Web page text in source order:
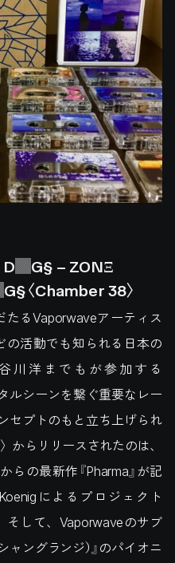
– ZONΞ
〈Chamber 38〉
たるVaporwaveアーティス
の活動でも知られる日本の
川洋までもが参加する
ルシーンを繋ぐ重要なレー
セプトのもと立ち上げられ
からリリースされたのは、
らの最新作『Pharma』が記
によるプロジェクト
そして、Vaporwaveのサブ
ャングランジ）』のパイオニ